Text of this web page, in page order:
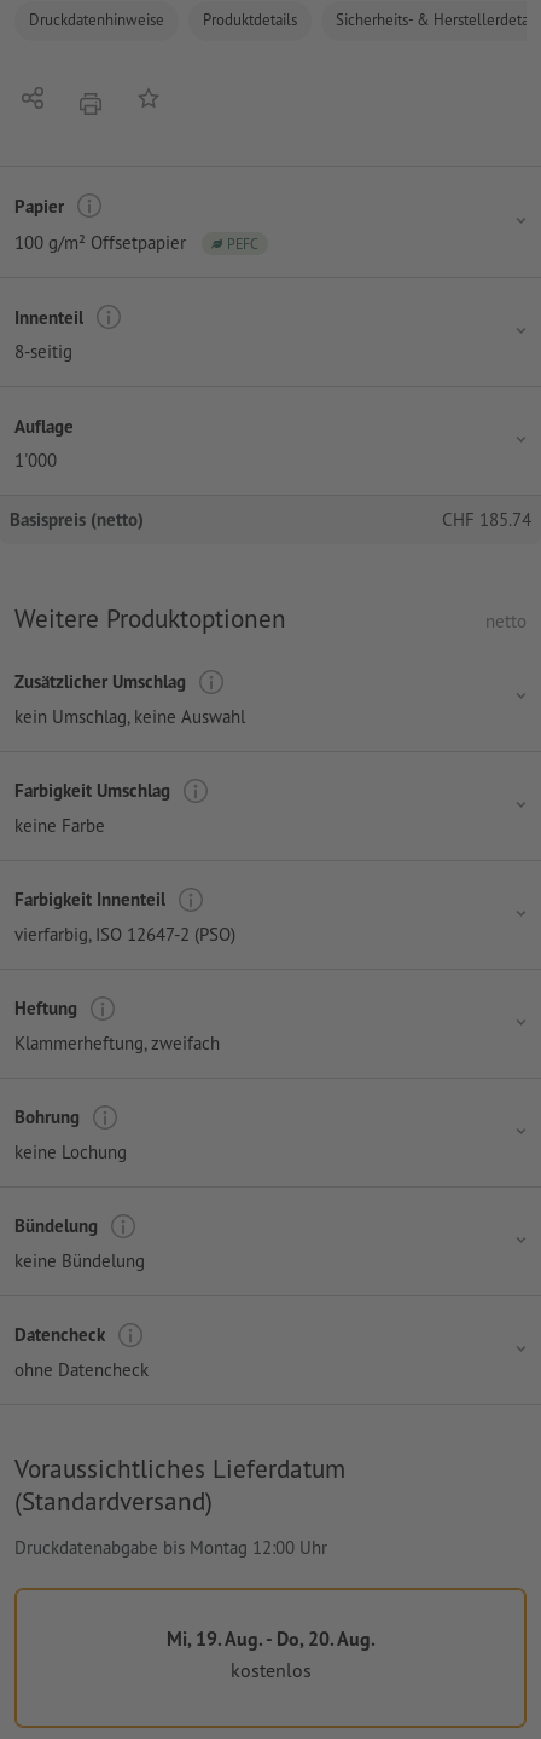
Druckdatenhinweise Produktdetails Sicherheits- &
Teilen DruckenAuf die Merkliste
Papier
100 g/m² Offsetpapier
PEFC
Innenteil
8-seitig
Auflage
1'000
Basispreis (netto) CHF 185.74
Weitere Produktoptionen netto
Zusätzlicher Umschlag
kein Umschlag, keine Auswahl
Farbigkeit Umschlag
keine Farbe
Farbigkeit Innenteil
vierfarbig, ISO 12647-2 (PSO)
Heftung
Klammerheftung, zweifach
Bohrung
keine Lochung
Bündelung
keine Bündelung
Datencheck
ohne Datencheck
Voraussichtliches Lieferdatum
(Standardversand)
Druckdatenabgabe bis Montag 12:00 Uhr
Mi, 19. Aug. - Do, 20. Aug.
kostenlos